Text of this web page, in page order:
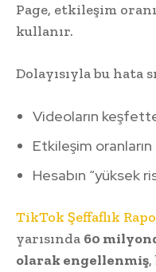
Page, etkileşim
kullanır.
Dolayısıyla bu hata
Videoların
Etkileşim oranların
Hesabın “yüksek
TikTok Şeffaflık
yarısında 60
olarak engellenmiş